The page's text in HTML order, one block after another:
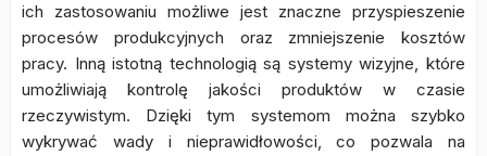
ich zastosowaniu możliwe jest znaczne przyspieszenie
procesów produkcyjnych oraz zmniejszenie kosztów
pracy. Inną istotną technologią są systemy wizyjne, które
umożliwiają kontrolę jakości produktów w czasie
rzeczywistym. Dzięki tym systemom można szybko
wykrywać wady i nieprawidłowości, co pozwala na